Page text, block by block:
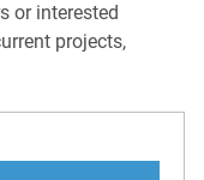
or interested
projects,